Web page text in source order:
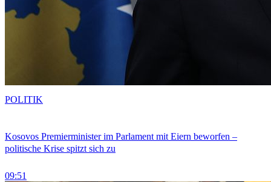
Kosovos Premierminister im Parlament mit Eiern beworfen –
politische Krise spitzt sich zu
09:51
POLITIK